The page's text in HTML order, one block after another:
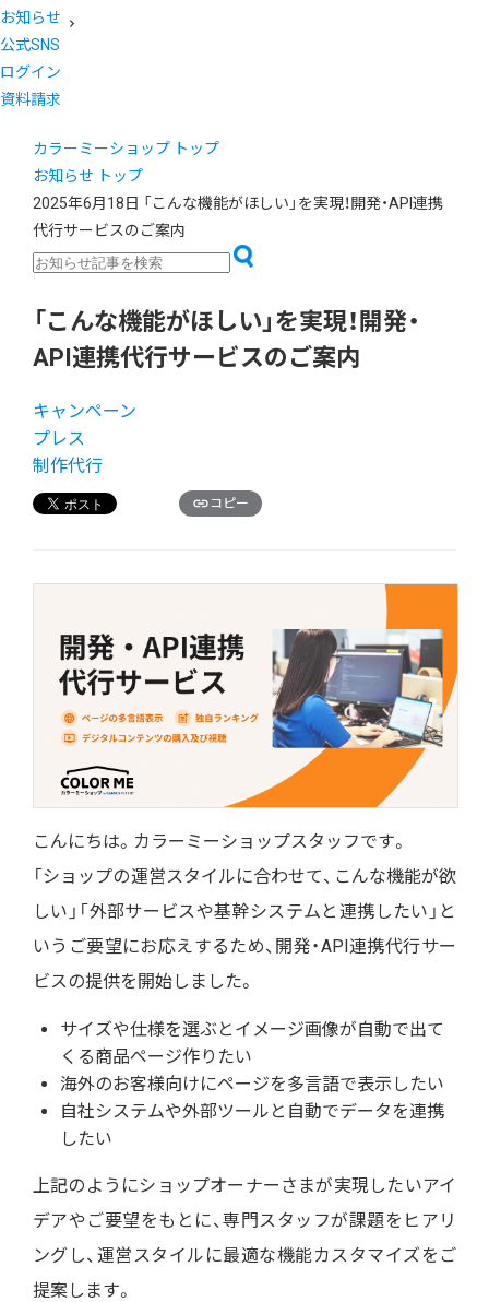
お知らせ
公式SNS
ログイン
資料請求
カラーミーショップ トップ
お知らせ トップ
2025年6月18日 「こんな機能がほしい」を実現！開発・API連携
代行サービスのご案内
「こんな機能がほしい」を実現！開発・
API連携代行サービスのご案内
キャンペーン
プレス
制作代行
コピー
こんにちは。カラーミーショップスタッフです。
「ショップの運営スタイルに合わせて、こんな機能が欲
しい」「外部サービスや基幹システムと連携したい」と
いうご要望にお応えするため、 開発・API連携代行サー
ビスの提供を開始しました。
サイズや仕様を選ぶとイメージ画像が自動で出て
くる商品ページ作りたい
海外のお客様向けにページを多言語で表示したい
自社システムや外部ツールと自動でデータを連携
したい
上記のようにショップオーナーさまが実現したいアイ
デアやご要望をもとに、専門スタッフが課題をヒアリ
ングし、運営スタイルに最適な機能カスタマイズをご
提案します。